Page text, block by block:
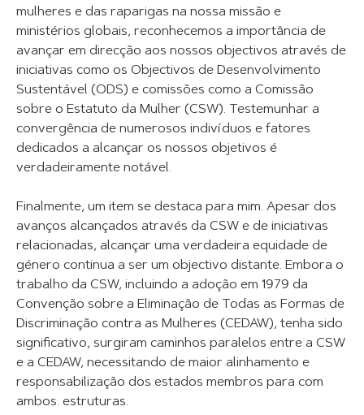
mulheres e das raparigas na nossa missão e
ministérios globais, reconhecemos a importância de
avançar em direcção aos nossos objectivos através de
iniciativas como os Objectivos de Desenvolvimento
Sustentável (ODS) e comissões como a Comissão
sobre o Estatuto da Mulher (CSW). Testemunhar a
convergência de numerosos indivíduos e fatores
dedicados a alcançar os nossos objetivos é
verdadeiramente notável.
Finalmente, um item se destaca para mim. Apesar dos
avanços alcançados através da CSW e de iniciativas
relacionadas, alcançar uma verdadeira equidade de
género continua a ser um objectivo distante. Embora o
trabalho da CSW, incluindo a adoção em 1979 da
Convenção sobre a Eliminação de Todas as Formas de
Discriminação contra as Mulheres (CEDAW), tenha sido
significativo, surgiram caminhos paralelos entre a CSW
e a CEDAW, necessitando de maior alinhamento e
responsabilização dos estados membros para com
ambos. estruturas.